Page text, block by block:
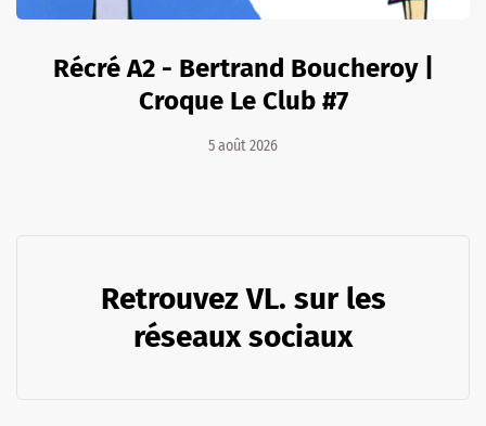
Récré A2 - Bertrand Boucheroy |
Croque Le Club #7
5 août 2026
Retrouvez VL. sur les
réseaux sociaux